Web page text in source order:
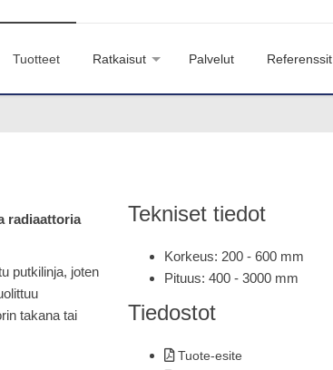
Tuotteet Ratkaisut Palvelut Referenssit
radiaattoria
putkilinja, joten
takana tai
Tekniset tiedot
Korkeus: 200 - 600 mm
Pituus: 400 - 3000 mm
Tiedostot
Tuote-esite